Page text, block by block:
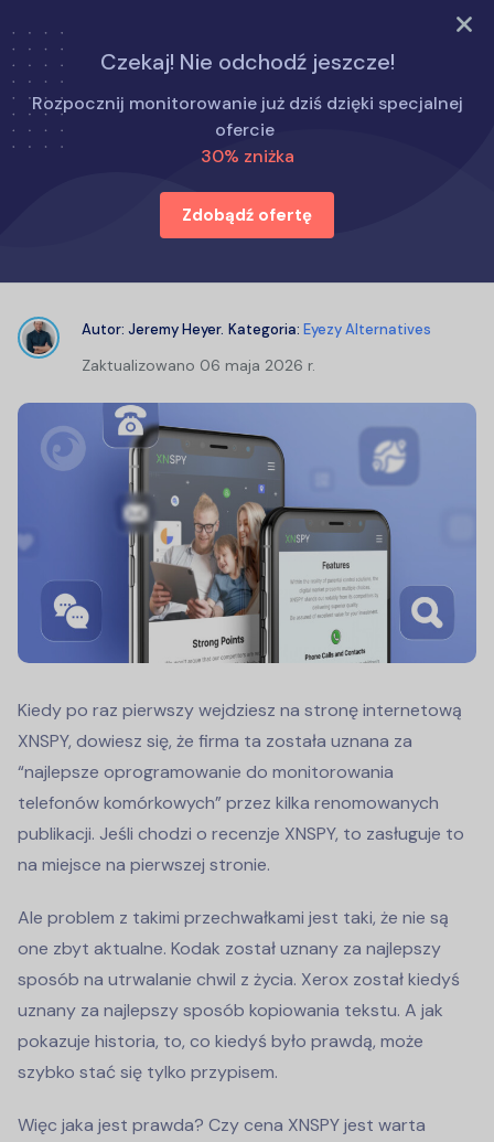
WYPRÓBUJ TERAZ
Czekaj! Nie odchodź jeszcze!
Rozpocznij monitorowanie już dziś dzięki specjalnej
ofercie
30% zniżka
Zdobądź ofertę
Strona główna
Alternatywy dla Eyezy
Recenzja XNSPY: Jak to działa? Czy XNSPY jest legalne?
Wyjaśnienie
Recenzja XNSPY: Jak to działa? Czy
Autor: Jeremy Heyer. Kategoria: Eyezy Alternatives
Zaktualizowano 06 maja 2026 r.
Kiedy po raz pierwszy wejdziesz na stronę internetową
XNSPY, dowiesz się, że firma ta została uznana za
“najlepsze oprogramowanie do monitorowania
telefonów komórkowych” przez kilka renomowanych
publikacji. Jeśli chodzi o recenzje XNSPY, to zasługuje to
na miejsce na pierwszej stronie.
Ale problem z takimi przechwałkami jest taki, że nie są
one zbyt aktualne. Kodak został uznany za najlepszy
sposób na utrwalanie chwil z życia. Xerox został kiedyś
uznany za najlepszy sposób kopiowania tekstu. A jak
pokazuje historia, to, co kiedyś było prawdą, może
szybko stać się tylko przypisem.
Więc jaka jest prawda? Czy cena XNSPY jest warta